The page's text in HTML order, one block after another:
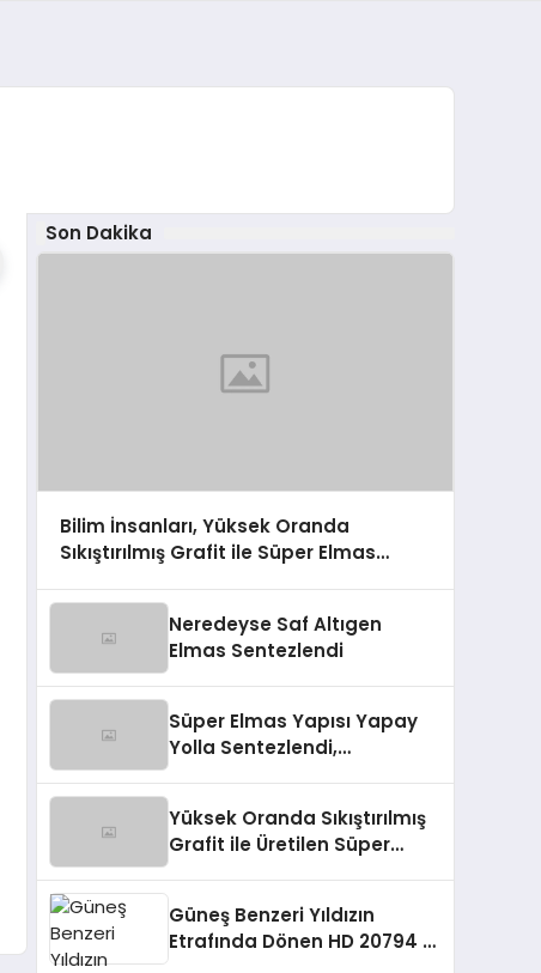
Son Dakika
Bilim İnsanları, Yüksek Oranda
Sıkıştırılmış Grafit ile Süper Elmas
Neredeyse Saf Altıgen
Elmas Sentezlendi
Süper Elmas Yapısı Yapay
Yolla Sentezlendi,
Yüksek Oranda Sıkıştırılmış
Grafit ile Üretilen Süper
Güneş Benzeri Yıldızın
Etrafında Dönen HD 20794 d: